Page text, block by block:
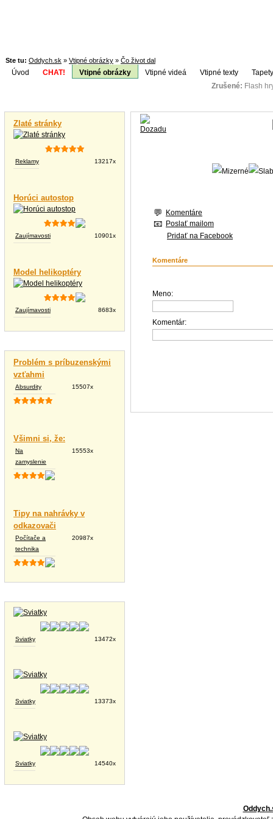
Ste tu: Oddych.sk » Vtipné obrázky » Čo život dal
Úvod CHAT! Vtipné obrázky Vtipné videá Vtipné texty
Zrušené: Flash
Zlaté stránky
Reklamy 13217x
Horúci autostop
Zaujímavosti 10901x
Model helikoptéry
Zaujímavosti 8683x
Problém s príbuzenskými
vzťahmi
Absurdity 15507x
Všimni si, že:
Na
zamyslenie
15553x
Tipy na nahrávky v
odkazovači
Počítače a
technika
20987x
Sviatky 13472x
Sviatky 13373x
Sviatky 14540x
Komentáre
Poslať mailom
Pridať na Facebook
Komentáre
Meno:
Komentár: